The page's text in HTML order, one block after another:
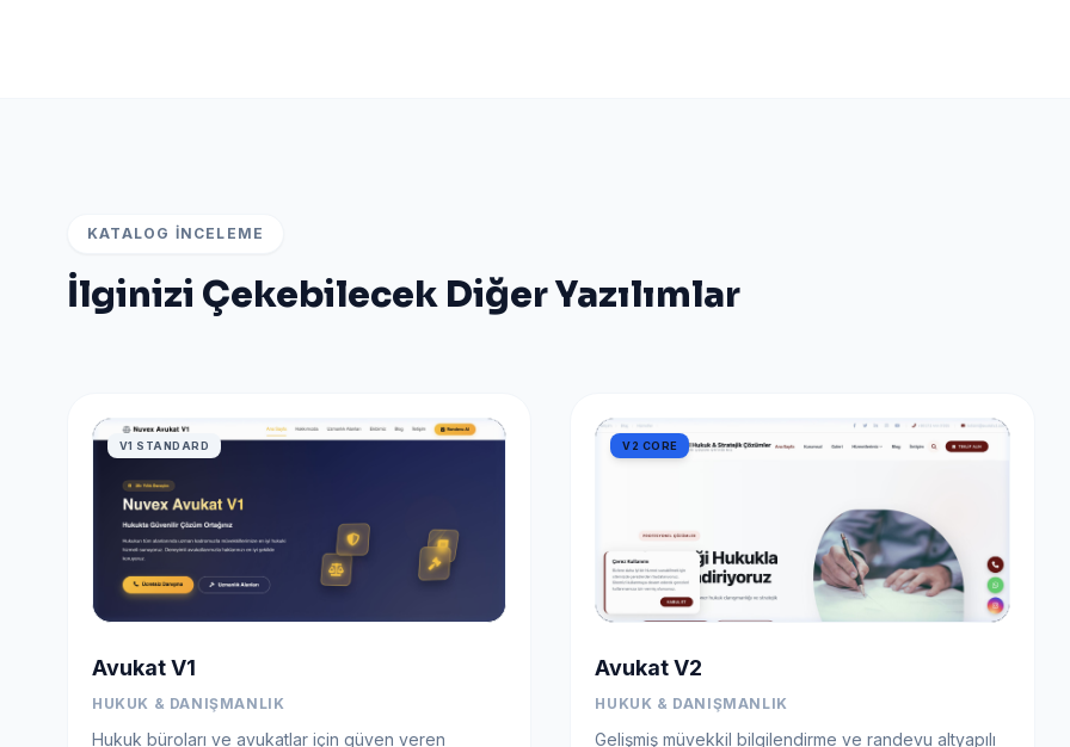
KATALOG İNCELEME
İlginizi Çekebilecek Diğer Yazılımlar
V1 STANDARD
Avukat V1
HUKUK & DANIŞMANLIK
Hukuk büroları ve avukatlar için güven veren
V2 CORE
Avukat V2
HUKUK & DANIŞMANLIK
Gelişmiş müvekkil bilgilendirme ve randevu altyapılı